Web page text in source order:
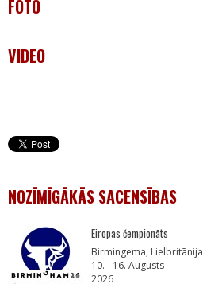
FOTO
VIDEO
NOZĪMĪGĀKĀS SACENSĪBAS
Eiropas čempionāts
Birmingema, Lielbritānija
10. - 16. Augusts
2026